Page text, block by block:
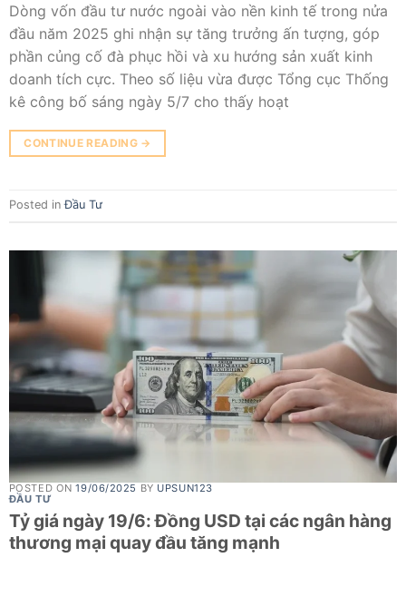
Dòng vốn đầu tư nước ngoài vào nền kinh tế trong nửa
đầu năm 2025 ghi nhận sự tăng trưởng ấn tượng, góp
phần củng cố đà phục hồi và xu hướng sản xuất kinh
doanh tích cực. Theo số liệu vừa được Tổng cục Thống
kê công bố sáng ngày 5/7 cho thấy hoạt
CONTINUE READING →
Posted inĐầu Tư
POSTED ON19/06/2025 BY UPSUN123
ĐẦU TƯ
Tỷ giá ngày 19/6: Đồng USD tại các ngân hàng
thương mại quay đầu tăng mạnh